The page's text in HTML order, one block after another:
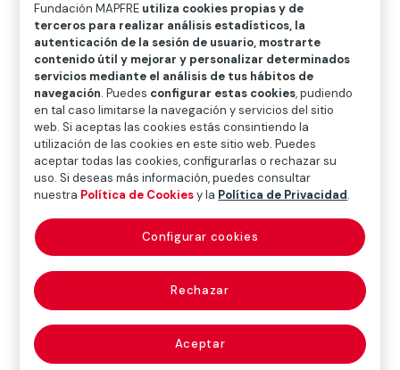
Fundación Carvajal fortalece la educación
en Colombia
Proyecto vigente
Fundación Carvajal trabaja para reducir la brecha de
aprendizaje y mejorar el desarrollo escolar en 35 escuelas de
Cali, ofreciendo oportunidades a estudiantes de entornos
vulnerables.
Fundación MAPFRE utiliza cookies propias y de
terceros para realizar análisis estadísticos, la
autenticación de la sesión de usuario, mostrarte
contenido útil y mejorar y personalizar determinados
servicios mediante el análisis de tus hábitos de
navegación. Puedes configurar estas cookies, pudiendo
en tal caso limitarse la navegación y servicios del sitio
web. Si aceptas las cookies estás consintiendo la
utilización de las cookies en este sitio web. Puedes
aceptar todas las cookies, configurarlas o rechazar su
uso. Si deseas más información, puedes consultar
nuestra Política de Cookiesy la Política de Privacidad.
Rechazar
Aceptar
Configurar cookies